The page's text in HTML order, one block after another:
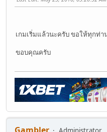
เกมเริ่มแล้วนะครับ ขอให้ทุกท่
ขอบคุณครับ